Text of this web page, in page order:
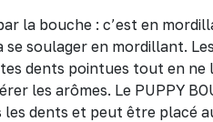
la bouche : c’est en
soulager en mordillant.
dents pointues tout en
les arômes. Le PUPPY
dents et peut être placé